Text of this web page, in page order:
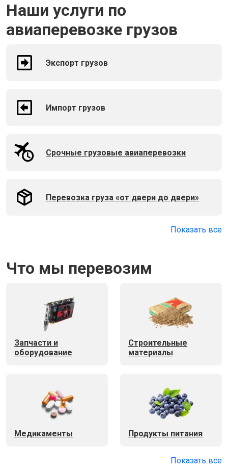
Наши услуги по
авиаперевозке грузов
Экспорт грузов
Импорт грузов
Срочные грузовые авиаперевозки
Перевозка груза «от двери до двери»
Показать все
Что мы перевозим
Запчасти и
оборудование
Строительные
материалы
Медикаменты Продукты питания
Показать все